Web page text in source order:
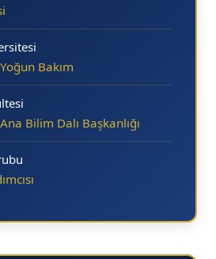
Bakım
Bilim Dalı Başkanlığı